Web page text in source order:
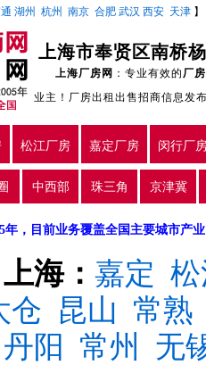
湖州 杭州 南京 合肥 武汉 西安 天津 】
上海市奉贤区南桥
上海厂房网 ：专业有效的厂
业主！厂房出租出售招商信息发
松江厂房 嘉定厂房 闵行厂
中西部 珠三角 京津冀
年，目前业务覆盖全国主要城市产
上海： 嘉定
仓 昆山 常熟
丹阳 常州
无